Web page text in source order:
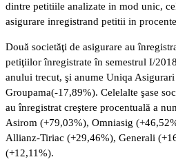
dintre petitiile analizate in mod unic,
asigurare inregistrand petitii in
Două societăţi de asigurare au
petiţiilor înregistrate în semestrul I/
anului trecut, şi anume Uniqa
Groupama(-17,89%). Celelalte şase
au înregistrat creştere procentuală a
Asirom (+79,03%), Omniasig
Allianz-Tiriac (+29,46%), Generali
(+12,11%).